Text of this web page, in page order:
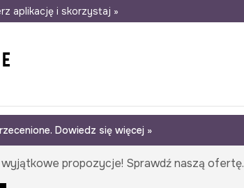
salonów 30 dni na zwrot
aplikację i skorzystaj »
Dowiedz się więcej »
propozycje! Sprawdź naszą ofertę.